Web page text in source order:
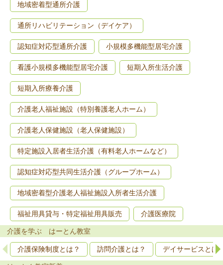
地域密着型通所介護
通所リハビリテーション（デイケア）
認知症対応型通所介護 小規模多機能型居宅介護
看護小規模多機能型居宅介護 短期入所生活介護
短期入所療養介護
介護老人福祉施設（特別養護老人ホーム）
介護老人保健施設（老人保健施設）
特定施設入居者生活介護（有料老人ホームなど）
認知症対応型共同生活介護（グループホーム）
地域密着型介護老人福祉施設入所者生活介護
福祉用具貸与・特定福祉用具販売 介護医療院
介護を学ぶ はーとん教室
介護保険制度とは？ 訪問介護とは？ デイサービスとは